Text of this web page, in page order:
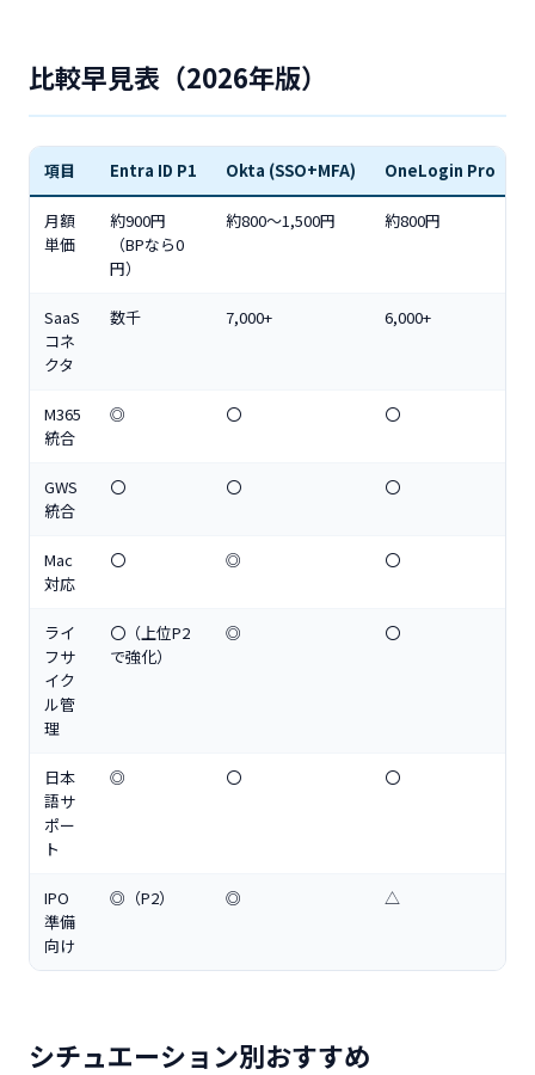
比較早見表（2026年版）
項目 Entra ID P1 Okta (SSO+MFA) OneLogin Pro
月額
単価
約900円
（BPなら0
円）
約800〜1,500円 約800円
SaaS
コネ
クタ
数千 7,000+ 6,000+
M365
統合
◎ 〇 〇
GWS
統合
〇 〇 〇
Mac
対応
〇 ◎ 〇
ライ
フサ
イク
ル管
理
〇（上位P2
で強化）
◎ 〇
日本
語サ
ポー
ト
◎ 〇 〇
IPO
準備
向け
◎（P2） ◎ △
シチュエーション別おすすめ